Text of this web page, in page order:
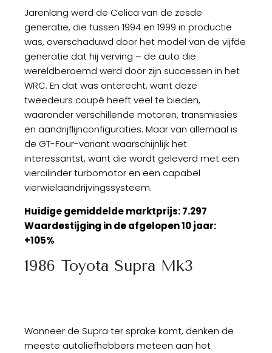
Jarenlang werd de Celica van de zesde
generatie, die tussen 1994 en 1999 in productie
was, overschaduwd door het model van de vijfde
generatie dat hij verving – de auto die
wereldberoemd werd door zijn successen in het
WRC. En dat was onterecht, want deze
tweedeurs coupé heeft veel te bieden,
waaronder verschillende motoren, transmissies
en aandrijflijnconfiguraties. Maar van allemaal is
de GT-Four-variant waarschijnlijk het
interessantst, want die wordt geleverd met een
viercilinder turbomotor en een capabel
vierwielaandrijvingssysteem.
Huidige gemiddelde marktprijs: 7.297
Waardestijging in de afgelopen 10 jaar:
+105%
1986 Toyota Supra Mk3
Wanneer de Supra ter sprake komt, denken de
meeste autoliefhebbers meteen aan het